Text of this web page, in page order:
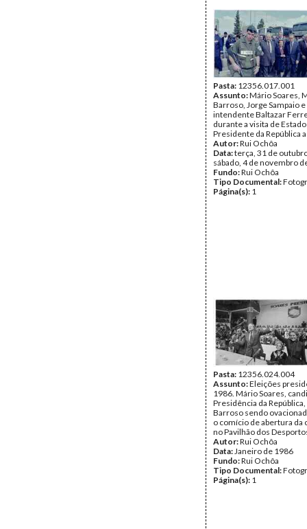
Pasta: 12356.017.001
Assunto:Mário Soares,
Barroso, Jorge Sampaio e
intendente Baltazar
durante a visita de
Presidente da República
Autor:Rui Ochôa
Data:terça, 31 de
sábado, 4 de novembro
Fundo:Rui Ochôa
Tipo Documental:
Página(s): 1
Pasta: 12356.024.004
Assunto:Eleições
1986. Mário Soares,
Presidência da
Barroso sendo
o comício de abertura da
no Pavilhão dos
Autor:Rui Ochôa
Data:Janeiro de 1986
Fundo:Rui Ochôa
Tipo Documental:
Página(s): 1